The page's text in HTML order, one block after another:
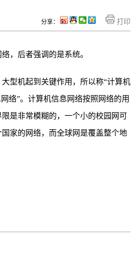
打印
分享：
，后者强调的是系统。
型机起到关键作用，所以称“计算机
络”。计算机信息网络按照网络的用
是非常模糊的，一个小的校园网可
家的网络，而全球网是覆盖整个地